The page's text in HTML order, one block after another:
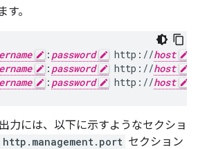
。
: password http://host
: password http://host
: password http://host
力には、以下に示すようなセクショ
http.management.port セクション